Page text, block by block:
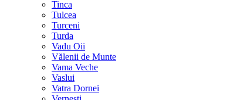
Tinca
Tulcea
Turceni
Turda
Vadu Oii
Vălenii de Munte
Vama Veche
Vaslui
Vatra Dornei